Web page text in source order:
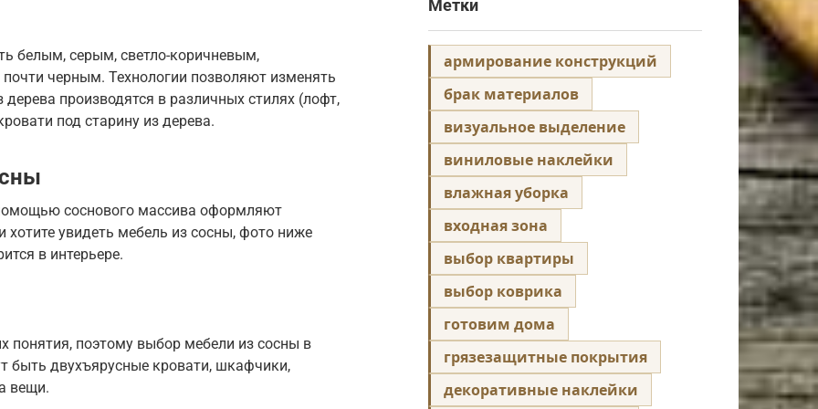
белым, серым, светло-коричневым,
черным. Технологии позволяют изменять
производятся в различных стилях (лофт,
под старину из дерева.
соснового массива оформляют
хотите увидеть мебель из сосны, фото ниже
в интерьере.
понятия, поэтому выбор мебели из сосны в
быть двухъярусные кровати, шкафчики,
вещи.
Метки
армирование конструкций
брак материалов
визуальное выделение
виниловые наклейки
влажная уборка
входная зона
выбор квартиры
выбор коврика
готовим дома
грязезащитные покрытия
декоративные наклейки